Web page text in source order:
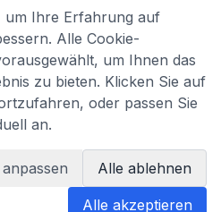
um Ihre Erfahrung auf
Alle Cookie-
um Ihnen das
zu bieten. Klicken Sie auf
oder passen Sie
an.
Alle ablehnen
Alle akzeptieren